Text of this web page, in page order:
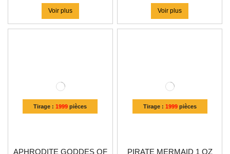
Voir plus Voir plus
Tirage :1999 pièces
APHRODITE GODDES OF
Tirage : 1999pièces
PIRATE MERMAID 1 OZ